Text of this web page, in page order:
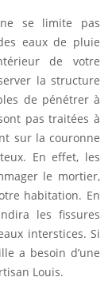
se limite pas
eaux de pluie
de votre
la structure
de pénétrer à
pas traitées à
sur la couronne
En effet, les
le mortier,
habitation. En
les fissures
interstices. Si
a besoin d’une
Louis.